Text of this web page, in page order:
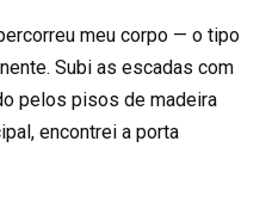
meu corpo — o tipo
Subi as escadas com
pelos pisos de madeira
encontrei a porta